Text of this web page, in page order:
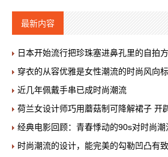
最新内容
日本开始流行把珍珠塞进鼻孔里的自拍
穿衣的从容优雅是女性潮流的时尚风向标
近几年佩戴手串已成时尚潮流
荷兰女设计师巧用蘑菇制可降解裙子 开
经典电影回顾：青春悸动的90s对时尚潮
时尚潮流的设计，能完美的勾勒凹凸有致